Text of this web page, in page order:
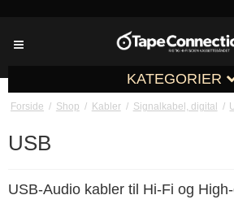
KATEGORIER
Forside / Shop / Kabler / Signalkabel, digital /
USB
USB-Audio kabler til Hi-Fi og